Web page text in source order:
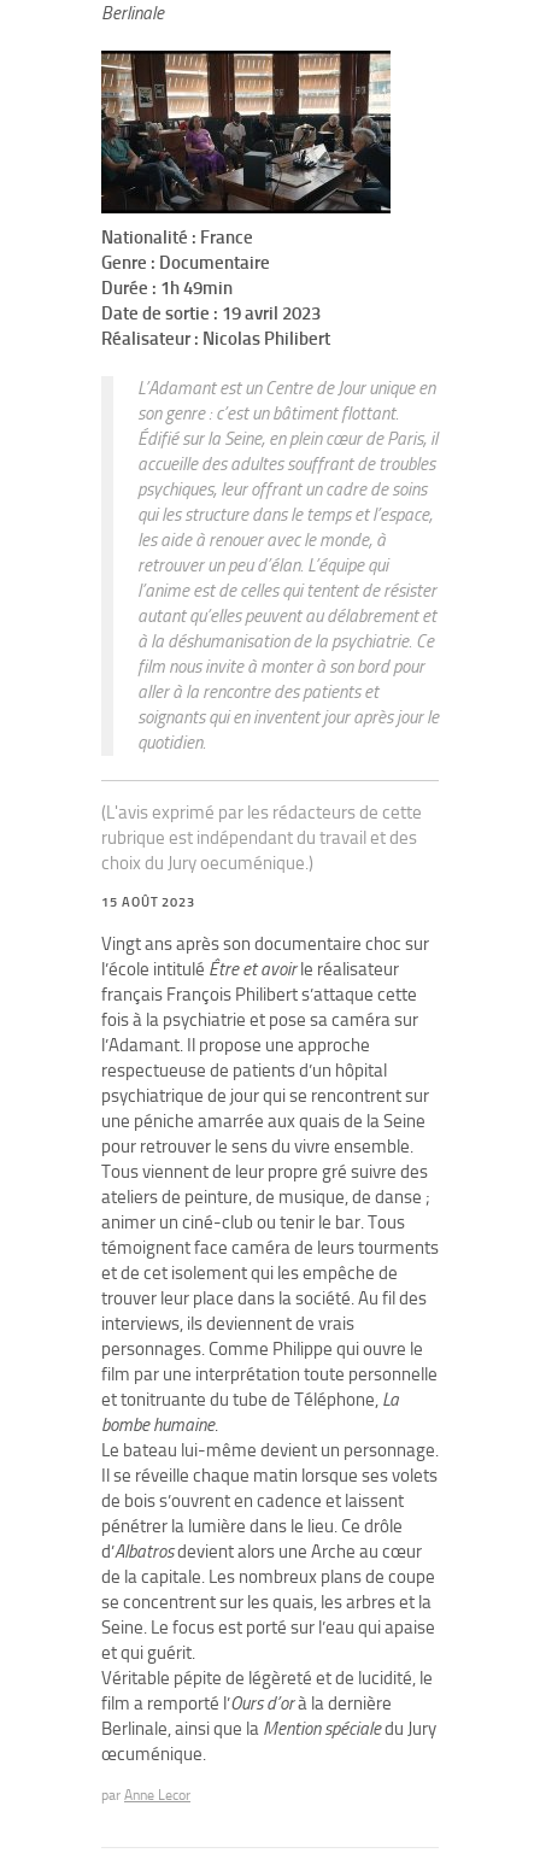
Berlinale
Nationalité : France
Genre : Documentaire
Durée : 1h 49min
Date de sortie : 19 avril 2023
Réalisateur : Nicolas Philibert
L’Adamant est un Centre de Jour unique en
son genre : c’est un bâtiment flottant.
Édifié sur la Seine, en plein cœur de Paris, il
accueille des adultes souffrant de troubles
psychiques, leur offrant un cadre de soins
qui les structure dans le temps et l’espace,
les aide à renouer avec le monde, à
retrouver un peu d’élan. L’équipe qui
l’anime est de celles qui tentent de résister
autant qu’elles peuvent au délabrement et
à la déshumanisation de la psychiatrie. Ce
film nous invite à monter à son bord pour
aller à la rencontre des patients et
soignants qui en inventent jour après jour le
quotidien.
(L'avis exprimé par les rédacteurs de cette
rubrique est indépendant du travail et des
choix du Jury oecuménique.)
15 AOÛT 2023
Vingt ans après son documentaire choc sur
l’école intitulé Être et avoirle réalisateur
français François Philibert s’attaque cette
fois à la psychiatrie et pose sa caméra sur
l’Adamant. Il propose une approche
respectueuse de patients d’un hôpital
psychiatrique de jour qui se rencontrent sur
une péniche amarrée aux quais de la Seine
pour retrouver le sens du vivre ensemble.
Tous viennent de leur propre gré suivre des
ateliers de peinture, de musique, de danse ;
animer un ciné-club ou tenir le bar. Tous
témoignent face caméra de leurs tourments
et de cet isolement qui les empêche de
trouver leur place dans la société. Au fil des
interviews, ils deviennent de vrais
personnages. Comme Philippe qui ouvre le
film par une interprétation toute personnelle
et tonitruante du tube de Téléphone, La
bombe humaine.
Le bateau lui-même devient un personnage.
Il se réveille chaque matin lorsque ses volets
de bois s’ouvrent en cadence et laissent
pénétrer la lumière dans le lieu. Ce drôle
d’Albatrosdevient alors une Arche au cœur
de la capitale. Les nombreux plans de coupe
se concentrent sur les quais, les arbres et la
Seine. Le focus est porté sur l’eau qui apaise
et qui guérit.
Véritable pépite de légèreté et de lucidité, le
film a remporté l’Ours d’orà la dernière
Berlinale, ainsi que la Mention spécialedu Jury
œcuménique.
par Anne Lecor